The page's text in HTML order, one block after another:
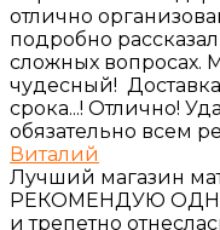
отлично
подробно
сложных вопросах.
чудесный!
срока...! Отлично!
обязательно всем
Виталий
Лучший магазин
РЕКОМЕНДУЮ
и трепетно